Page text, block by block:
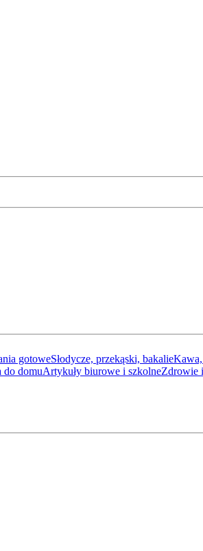
gotoweSłodycze, przekąski, bakalie
do domuArtykuły biurowe i szkolneZdrowie